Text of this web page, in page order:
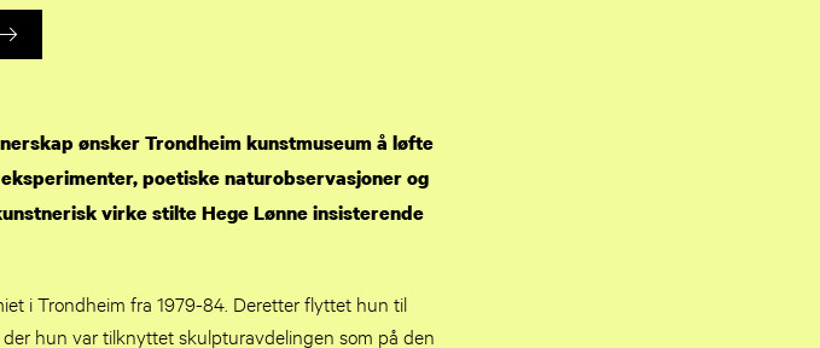
ønsker Trondheim kunstmuseum å løfte
poetiske naturobservasjoner og
virke stilte Hege Lønne insisterende
i Trondheim fra 1979-84. Deretter flyttet hun til
hun var tilknyttet skulpturavdelingen som på den